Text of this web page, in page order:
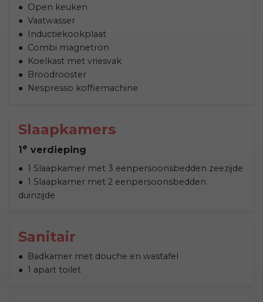
Open keuken
Vaatwasser
Inductiekookplaat
Combi magnetron
Koelkast met vriesvak
Broodrooster
Nespresso koffiemachine
Slaapkamers
1 e verdieping
1 Slaapkamer met 3 eenpersoonsbedden zeezijde
1 Slaapkamer met 2 eenpersoonsbedden
duinzijde
Sanitair
Badkamer met douche en wastafel
1 apart toilet